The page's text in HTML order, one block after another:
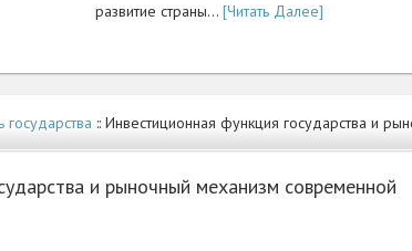
развитие страны… [Читать Далее]
:: Инвестиционная функция государства и
и рыночный механизм современной